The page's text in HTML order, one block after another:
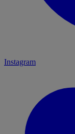
Instagram